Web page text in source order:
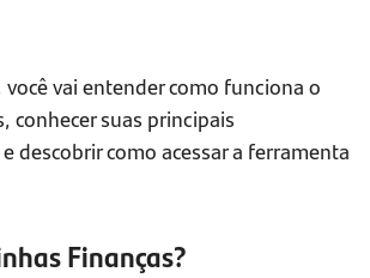
vai entender como funciona o
conhecer suas principais
descobrir como acessar a ferramenta
Finanças?